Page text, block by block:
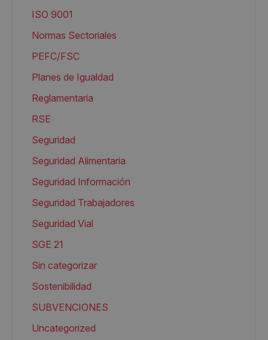
ISO 9001
Normas Sectoriales
PEFC/FSC
Planes de Igualdad
Reglamentaria
RSE
Seguridad
Seguridad Alimentaria
Seguridad Información
Seguridad Trabajadores
Seguridad Vial
SGE 21
Sin categorizar
Sostenibilidad
SUBVENCIONES
Uncategorized